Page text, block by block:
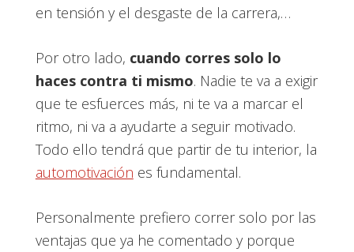
en tensión y el desgaste de la carrera,…
Por otro lado, cuando corres solo lo
haces contra ti mismo. Nadie te va a exigir
que te esfuerces más, ni te va a marcar el
ritmo, ni va a ayudarte a seguir motivado.
Todo ello tendrá que partir de tu interior, la
automotivación es fundamental.
Personalmente prefiero correr solo por las
ventajas que ya he comentado y porque